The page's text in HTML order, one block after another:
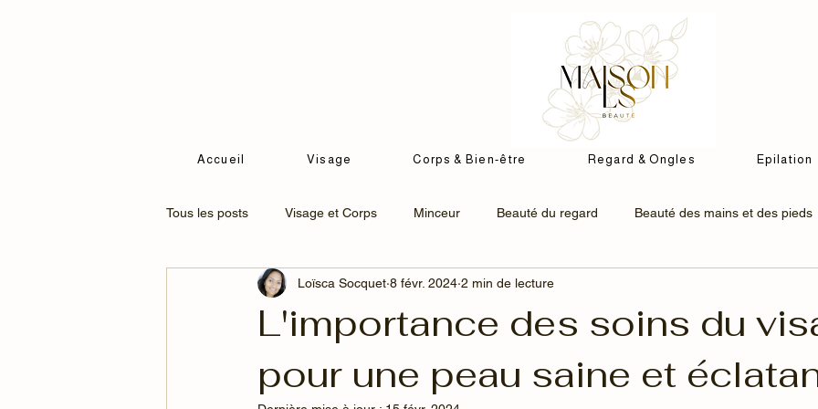
Accueil Visage Corps & Bien-être Regard & Ongles Epilation
Tous les posts Visage et Corps Minceur Beauté du regard Beauté des mains et des pieds
Soins minceur Soins Visage coréen K-beauty
L'importance des soins du
pour une peau saine et
Loïsca Socquet 8 févr. 2024 2 min de lecture